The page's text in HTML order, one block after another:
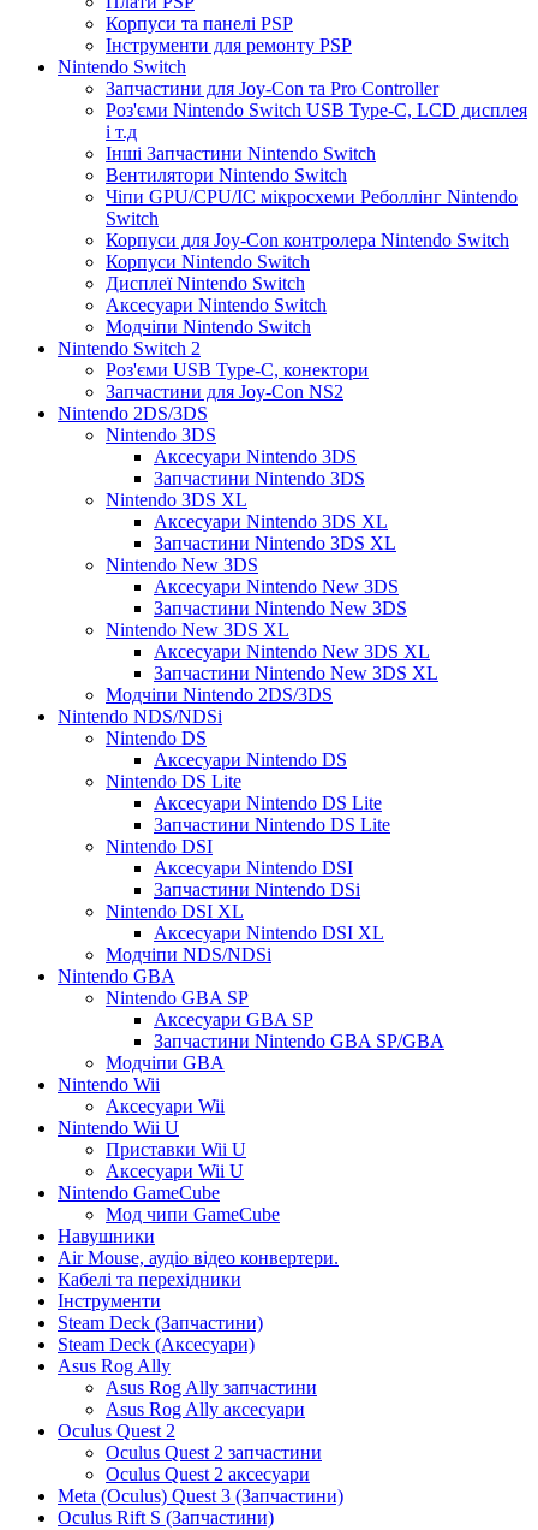
Корпуси та панелі PSP
Інструменти для ремонту PSP
Nintendo Switch
Запчастини для Joy-Con та Pro Controller
Роз'єми Nintendo Switch USB Type-C, LCD дисплея
і т.д
Інші Запчастини Nintendo Switch
Вентилятори Nintendo Switch
Чіпи GPU/CPU/IC мікросхеми Реболлінг Nintendo
Switch
Корпуси для Joy-Con контролера Nintendo Switch
Корпуси Nintendo Switch
Дисплеї Nintendo Switch
Аксесуари Nintendo Switch
Модчіпи Nintendo Switch
Nintendo Switch 2
Роз'єми USB Type-C, конектори
Запчастини для Joy-Con NS2
Nintendo 2DS/3DS
Nintendo 3DS
Аксесуари Nintendo 3DS
Запчастини Nintendo 3DS
Nintendo 3DS XL
Аксесуари Nintendo 3DS XL
Запчастини Nintendo 3DS XL
Nintendo New 3DS
Аксесуари Nintendo New 3DS
Запчастини Nintendo New 3DS
Nintendo New 3DS XL
Аксесуари Nintendo New 3DS XL
Запчастини Nintendo New 3DS XL
Модчіпи Nintendo 2DS/3DS
Nintendo NDS/NDSi
Nintendo DS
Аксесуари Nintendo DS
Nintendo DS Lite
Аксесуари Nintendo DS Lite
Запчастини Nintendo DS Lite
Nintendo DSI
Аксесуари Nintendo DSI
Запчастини Nintendo DSi
Nintendo DSI XL
Аксесуари Nintendo DSI XL
Модчіпи NDS/NDSi
Nintendo GBA
Nintendo GBA SP
Аксесуари GBA SP
Запчастини Nintendo GBA SP/GBA
Модчіпи GBA
Nintendo Wii
Аксесуари Wii
Nintendo Wii U
Приставки Wii U
Аксесуари Wii U
Nintendo GameCube
Мод чипи GameCube
Навушники
Air Mouse, аудіо відео конвертери.
Кабелі та перехідники
Інструменти
Steam Deck (Запчастини)
Steam Deck (Аксесуари)
Asus Rog Ally
Asus Rog Ally запчастини
Asus Rog Ally аксесуари
Oculus Quest 2
Oculus Quest 2 запчастини
Oculus Quest 2 аксесуари
Meta (Oculus) Quest 3 (Запчастини)
Oculus Rift S (Запчастини)